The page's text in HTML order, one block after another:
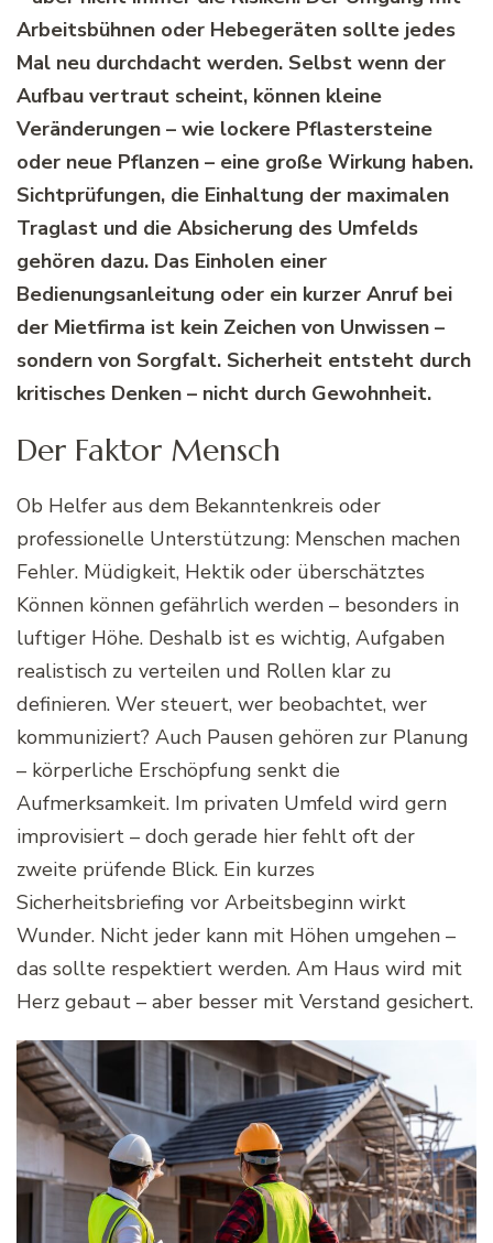
Arbeitsbühnen oder Hebegeräten sollte jedes
Mal neu durchdacht werden. Selbst wenn der
Aufbau vertraut scheint, können kleine
Veränderungen – wie lockere Pflastersteine
oder neue Pflanzen – eine große Wirkung haben.
Sichtprüfungen, die Einhaltung der maximalen
Traglast und die Absicherung des Umfelds
gehören dazu. Das Einholen einer
Bedienungsanleitung oder ein kurzer Anruf bei
der Mietfirma ist kein Zeichen von Unwissen –
sondern von Sorgfalt. Sicherheit entsteht durch
kritisches Denken – nicht durch Gewohnheit.
Der Faktor Mensch
Ob Helfer aus dem Bekanntenkreis oder
professionelle Unterstützung: Menschen machen
Fehler. Müdigkeit, Hektik oder überschätztes
Können können gefährlich werden – besonders in
luftiger Höhe. Deshalb ist es wichtig, Aufgaben
realistisch zu verteilen und Rollen klar zu
definieren. Wer steuert, wer beobachtet, wer
kommuniziert? Auch Pausen gehören zur Planung
– körperliche Erschöpfung senkt die
Aufmerksamkeit. Im privaten Umfeld wird gern
improvisiert – doch gerade hier fehlt oft der
zweite prüfende Blick. Ein kurzes
Sicherheitsbriefing vor Arbeitsbeginn wirkt
Wunder. Nicht jeder kann mit Höhen umgehen –
das sollte respektiert werden. Am Haus wird mit
Herz gebaut – aber besser mit Verstand gesichert.